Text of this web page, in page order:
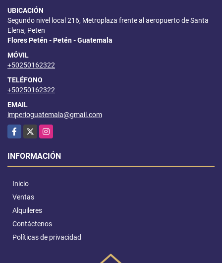
UBICACIÓN
Segundo nivel local 216, Metroplaza frente al aeropuerto de Santa
Elena, Peten
Flores Petén - Petén - Guatemala
MÓVIL
+50250162322
TELÉFONO
+50250162322
EMAIL
imperioguatemala@gmail.com
Facebook
X Instagram
INFORMACIÓN
Inicio
Ventas
Alquileres
Contáctenos
Políticas de privacidad